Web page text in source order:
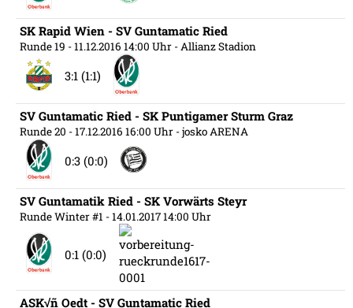
SK Rapid Wien - SV Guntamatic Ried
Runde 19 - 11.12.2016 14:00 Uhr - Allianz Stadion
3:1 (1:1)
SV Guntamatic Ried - SK Puntigamer Sturm Graz
Runde 20 - 17.12.2016 16:00 Uhr - josko ARENA
0:3 (0:0)
SV Guntamatik Ried - SK Vorwärts Steyr
Runde Winter #1 - 14.01.2017 14:00 Uhr
0:1 (0:0)
ASK√ñ Oedt - SV Guntamatic Ried